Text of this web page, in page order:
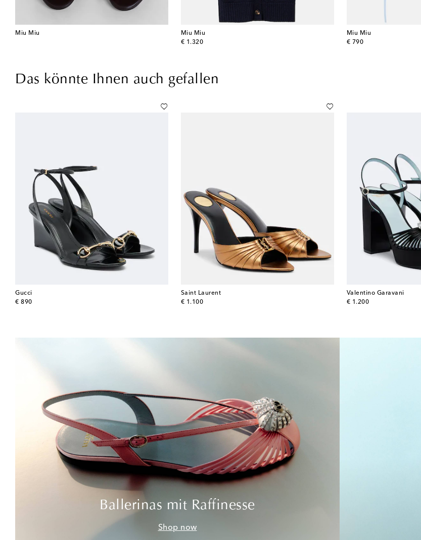
Miu Miu
Miu Miu
€ 1.320
original price
Miu Miu
€ 790
original price
Das könnte Ihnen auch gefallen
Gucci
€ 890
original price
Saint Laurent
€ 1.100
original price
Valentino Garavani
€ 1.200
original price
Ballerinas mit Raffinesse
Shop now